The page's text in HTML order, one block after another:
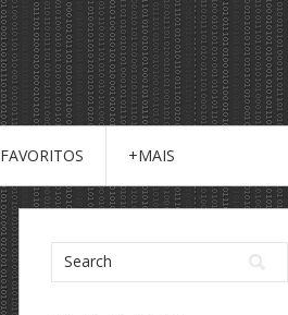
FAVORITOS +MAIS